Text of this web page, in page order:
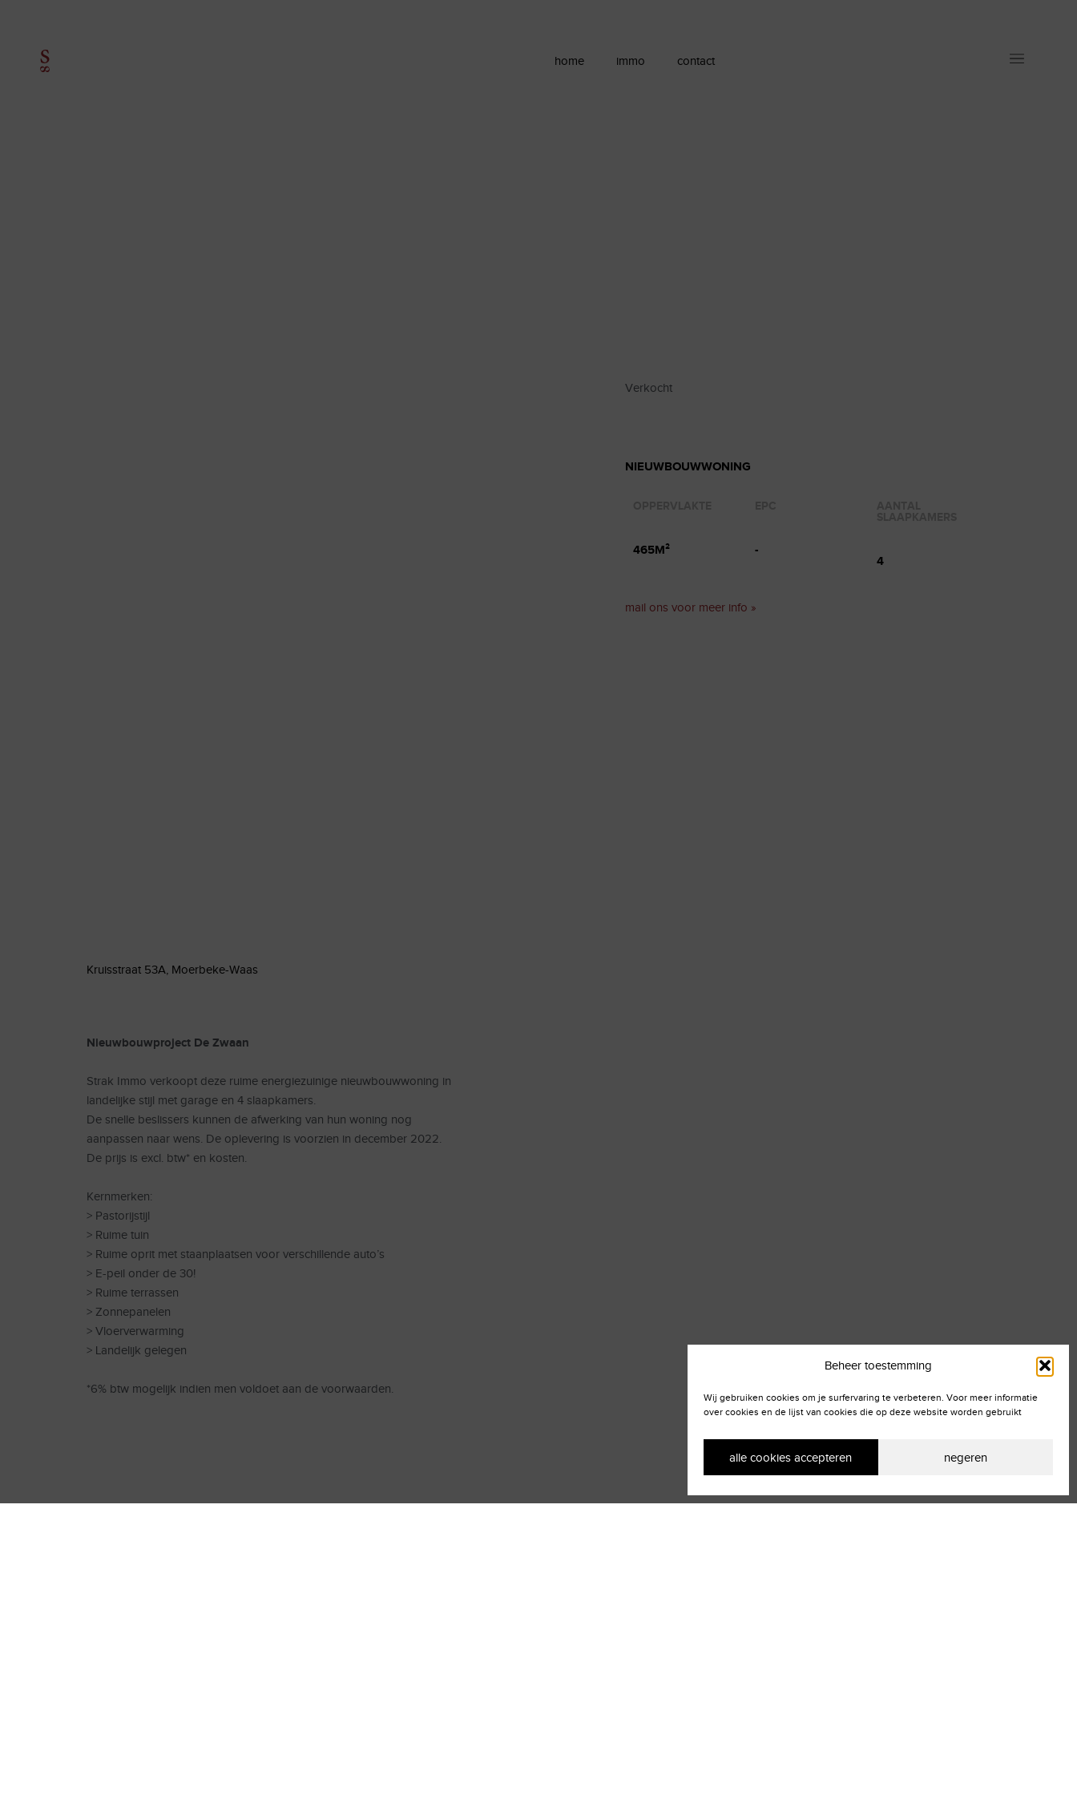
Beheer toestemming
Wij gebruiken cookies om je surfervaring te verbeteren. Voor meer informatie
over cookies en de lijst van cookies die op deze website worden gebruikt
alle cookies accepteren negeren
home immo contact
Verkocht
NIEUWBOUWWONING
465M² -
4
mail ons voor meer info »
Kruisstraat 53A, Moerbeke-Waas
Nieuwbouwproject De Zwaan
Strak Immo verkoopt deze ruime energiezuinige nieuwbouwwoning in
landelijke stijl met garage en 4 slaapkamers.
De snelle beslissers kunnen de afwerking van hun woning nog
aanpassen naar wens. De oplevering is voorzien in december 2022.
De prijs is excl. btw* en kosten.
Kernmerken:
> Pastorijstijl
> Ruime tuin
> Ruime oprit met staanplaatsen voor verschillende auto’s
> E-peil onder de 30!
> Ruime terrassen
> Zonnepanelen
> Vloerverwarming
> Landelijk gelegen
*6% btw mogelijk indien men voldoet aan de voorwaarden.